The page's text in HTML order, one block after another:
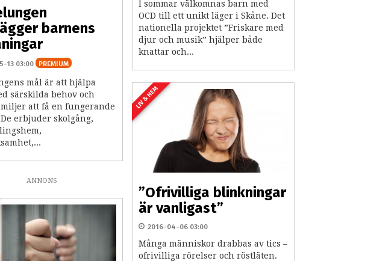
I sommar välkomnas barn med
OCD till ett unikt läger i Skåne. Det
nationella projektet ”Friskare med
djur och musik” hjälper både
knattar och...
barnens
13 03:00 PREMIUM
mål är att hjälpa
särskilda behov och
att få en fungerande
erbjuder skolgång,
LIV & HEM
”Ofrivilliga blinkningar
är vanligast”
2016-04-06 03:00
Många människor drabbas av tics –
ofrivilliga rörelser och röstläten.
ANNONS